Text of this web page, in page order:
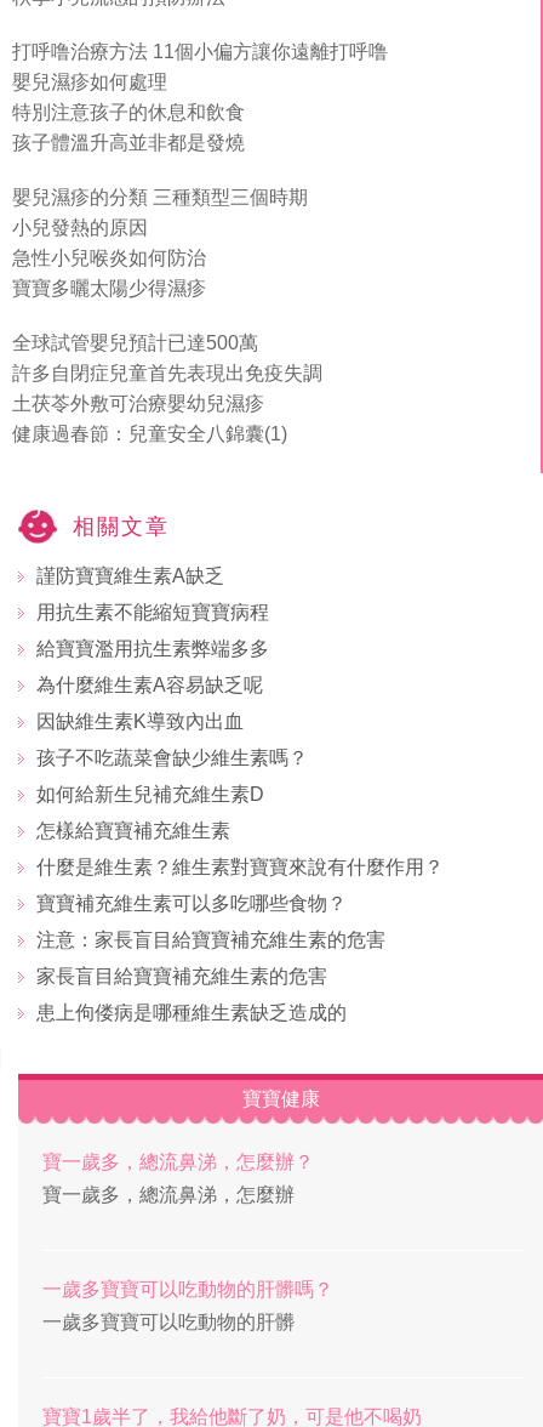
打呼噜治療方法 11個小偏方讓你遠離打呼噜
嬰兒濕疹如何處理
特別注意孩子的休息和飲食
孩子體溫升高並非都是發燒
嬰兒濕疹的分類 三種類型三個時期
小兒發熱的原因
急性小兒喉炎如何防治
寶寶多曬太陽少得濕疹
全球試管嬰兒預計已達500萬
許多自閉症兒童首先表現出免疫失調
土茯苓外敷可治療嬰幼兒濕疹
健康過春節：兒童安全八錦囊(1)
相關文章
謹防寶寶維生素A缺乏
用抗生素不能縮短寶寶病程
給寶寶濫用抗生素弊端多多
為什麼維生素A容易缺乏呢
因缺維生素K導致內出血
孩子不吃蔬菜會缺少維生素嗎？
如何給新生兒補充維生素D
怎樣給寶寶補充維生素
什麼是維生素？維生素對寶寶來說有什麼作用？
寶寶補充維生素可以多吃哪些食物？
注意：家長盲目給寶寶補充維生素的危害
家長盲目給寶寶補充維生素的危害
患上佝偻病是哪種維生素缺乏造成的
寶寶健康
寶一歲多，總流鼻涕，怎麼辦？
寶一歲多，總流鼻涕，怎麼辦
一歲多寶寶可以吃動物的肝髒嗎？
一歲多寶寶可以吃動物的肝髒
寶寶1歲半了，我給他斷了奶，可是他不喝奶